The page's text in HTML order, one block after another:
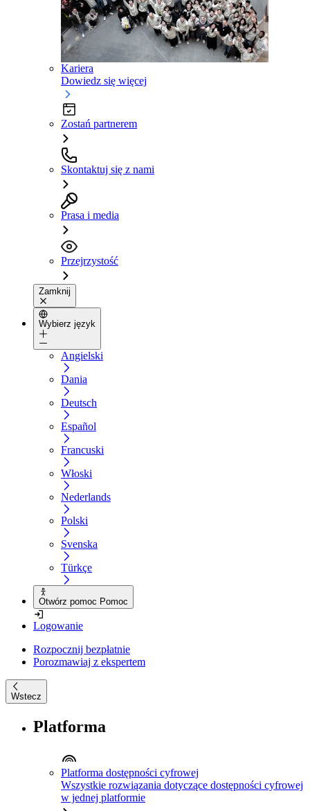
Kariera
Dowiedz się więcej
Zostań partnerem
Skontaktuj się z nami
Prasa i media
Przejrzystość
Zamknij
Wybierz język
Angielski
Dania
Deutsch
Español
Francuski
Włoski
Nederlands
Polski
Svenska
Türkçe
Otwórz pomoc Pomoc
Logowanie
Rozpocznij bezpłatnie
Porozmawiaj z ekspertem
Wstecz
Platforma
Platforma dostępności cyfrowej
Wszystkie rozwiązania dotyczące dostępności cyfrowej
w jednej platformie